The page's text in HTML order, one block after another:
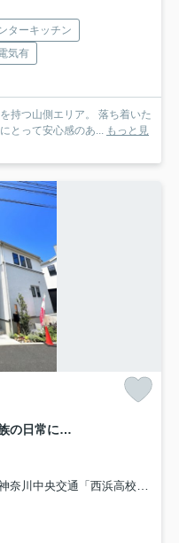
ターキッチン
気有
持つ山側エリア。 落ち着いた
とって安心感のあ... もっと見
Everyday by the Sea. 海が、家族の日常になる。
交通「西浜高校前」 停歩1分